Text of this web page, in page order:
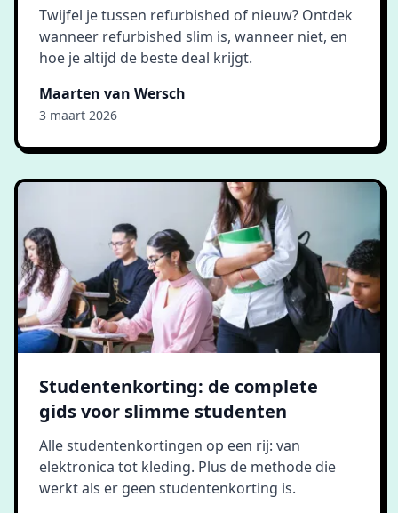
Twijfel je tussen refurbished of nieuw? Ontdek
wanneer refurbished slim is, wanneer niet, en
hoe je altijd de beste deal krijgt.
Maarten van Wersch
3 maart 2026
Studentenkorting: de complete
gids voor slimme studenten
Alle studentenkortingen op een rij: van
elektronica tot kleding. Plus de methode die
werkt als er geen studentenkorting is.